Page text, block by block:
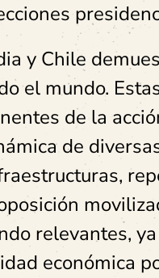
y Chile
el mundo.
de la
de
relevantes,
económica